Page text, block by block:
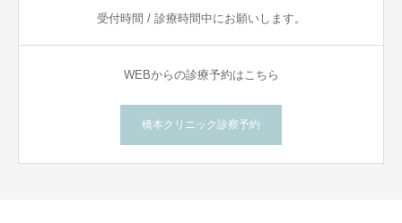
受付時間 / 診療時間中にお願いします。
WEBからの診療予約はこちら
橋本クリニック診察予約